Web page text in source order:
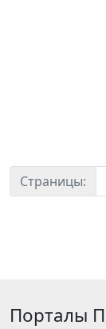
Страницы:
Порталы